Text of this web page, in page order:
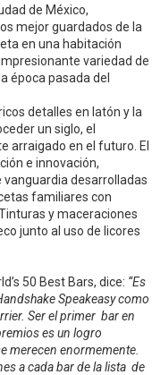
de México,
mejor guardados de la
en una habitación
variedad de
época pasada del
detalles en latón y la
un siglo, el
arraigado en el futuro. El
e innovación,
vanguardia desarrolladas
familiares con
y maceraciones
junto al uso de licores
50 Best Bars, dice: “Es
Speakeasy como
Ser el primer bar en
es un logro
merecen enormemente.
a cada bar de la lista de